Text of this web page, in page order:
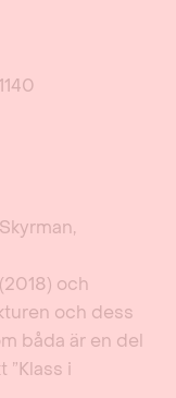
och
och dess
båda är en del
”Klass i